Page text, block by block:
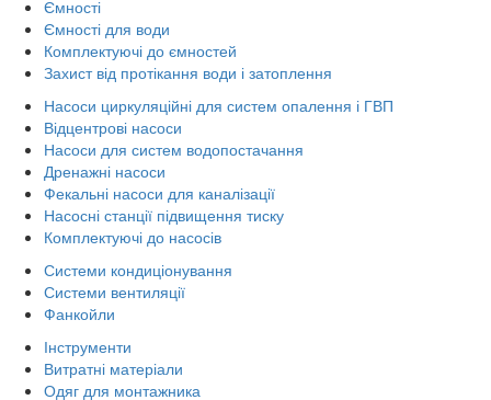
Ємності
Ємності для води
Комплектуючі до ємностей
Захист від протікання води і затоплення
Насоси циркуляційні для систем опалення і ГВП
Відцентрові насоси
Насоси для систем водопостачання
Дренажні насоси
Фекальні насоси для каналізації
Насосні станції підвищення тиску
Комплектуючі до насосів
Системи кондиціонування
Системи вентиляції
Фанкойли
Інструменти
Витратні матеріали
Одяг для монтажника